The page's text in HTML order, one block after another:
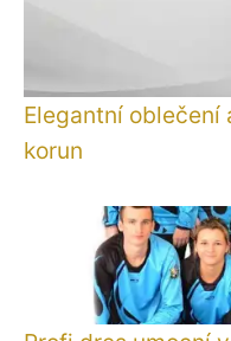
Elegantní
korun